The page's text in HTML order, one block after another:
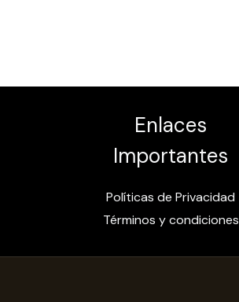
Enlaces
Importantes
Políticas de Privacidad
Términos y condiciones